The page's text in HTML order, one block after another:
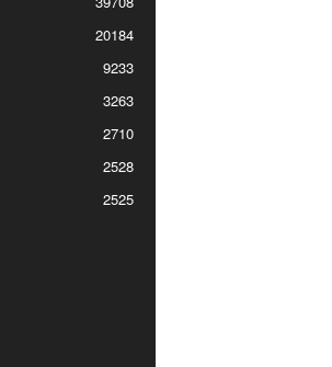
20184
9233
3263
2710
2528
2525